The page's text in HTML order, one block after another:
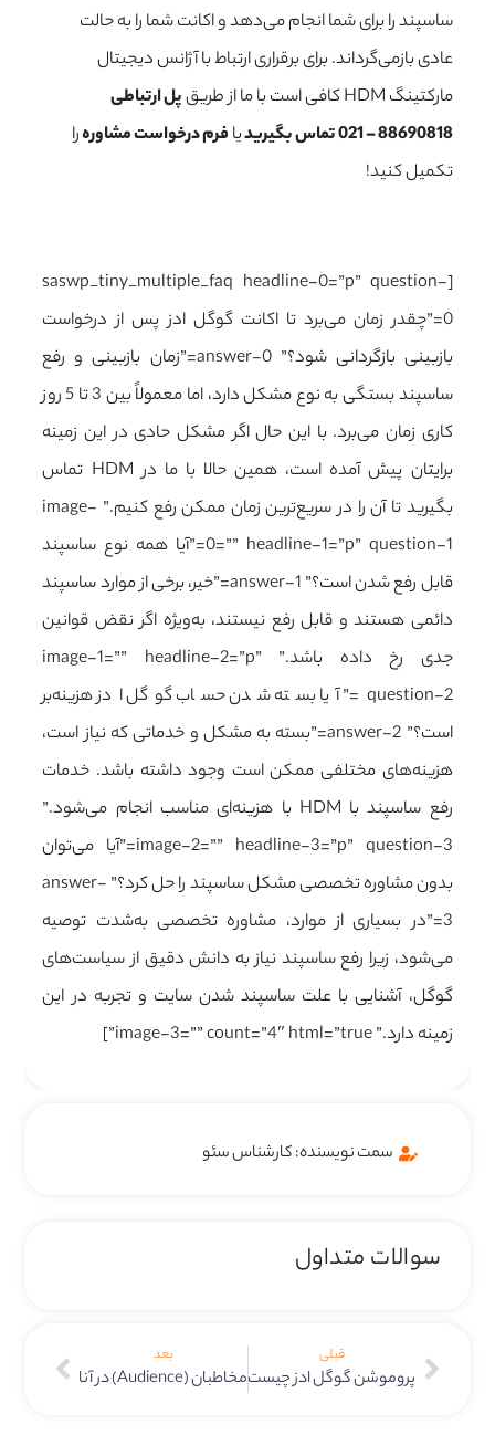
ساسپند را برای شما انجام می‌دهد و اکانت شما را به حالت
عادی بازمی‌گرداند. برای برقراری ارتباط با آژانس دیجیتال
مارکتینگ HDM کافی است با ما از طریق
پل ارتباطی
88690818 – 021 تماس بگیرید
یا فرم درخواست مشاورهرا
تکمیل کنید!
[saswp_tiny_multiple_faq headline-0=”p” question-
0=”چقدر زمان می‌برد تا اکانت گوگل ادز پس از درخواست
بازبینی بازگردانی شود؟” answer-0=”زمان بازبینی و رفع
ساسپند بستگی به نوع مشکل دارد، اما معمولاً بین 3 تا 5 روز
کاری زمان می‌برد. با این حال اگر مشکل حادی در این زمینه
برایتان پیش آمده است، همین حالا با ما در HDM تماس
بگیرید تا آن را در سریع‌ترین زمان ممکن رفع کنیم.” image-
0=”” headline-1=”p” question-1=”آیا همه نوع ساسپند
قابل رفع شدن است؟” answer-1=”خیر، برخی از موارد ساسپند
دائمی هستند و قابل رفع نیستند، به‌ویژه اگر نقض قوانین
جدی رخ داده باشد.” image-1=”” headline-2=”p”
question-2=” آیا بسته شدن حساب گوگل ادز هزینه‌بر
است؟” answer-2=”بسته به مشکل و خدماتی که نیاز است،
هزینه‌های مختلفی ممکن است وجود داشته باشد. خدمات
رفع ساسپند با HDM با هزینه‌ای مناسب انجام می‌شود.”
image-2=”” headline-3=”p” question-3=”آیا می‌توان
بدون مشاوره تخصصی مشکل ساسپند را حل کرد؟” answer-
3=”در بسیاری از موارد، مشاوره تخصصی به‌شدت توصیه
می‌شود، زیرا رفع ساسپند نیاز به دانش دقیق از سیاست‌های
گوگل، آشنایی با علت ساسپند شدن سایت و تجربه در این
زمینه دارد.” image-3=”” count=”4″ html=”true”]
سمت نویسنده: کارشناس سئو
سوالات متداول
قبلی
پروموشن گوگل ادز چیست؟
بعد
مخاطبان (Audience) در آنالیتیکس